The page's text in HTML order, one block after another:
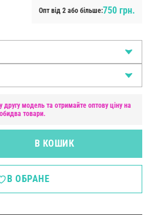
Опт від 2 або більше:750 грн.
модель та отримайте оптову ціну на
обидва товари.
В КОШИК
В ОБРАНЕ